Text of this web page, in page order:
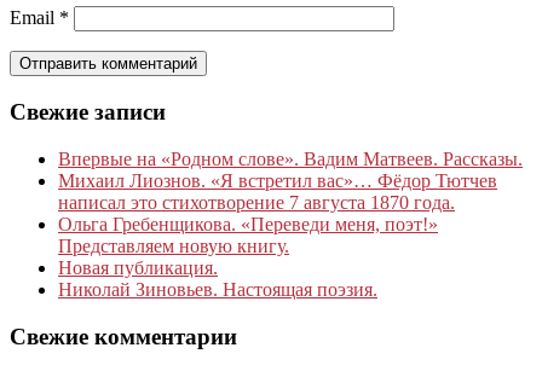
Email *
Свежие записи
Впервые на «Родном слове». Вадим Матвеев. Рассказы.
Михаил Лиознов. «Я встретил вас»… Фёдор Тютчев
написал это стихотворение 7 августа 1870 года.
Ольга Гребенщикова. «Переведи меня, поэт!»
Представляем новую книгу.
Новая публикация.
Николай Зиновьев. Настоящая поэзия.
Свежие комментарии